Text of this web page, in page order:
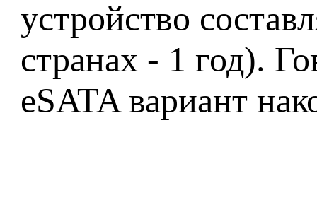
устройство
странах - 1 год).
eSATA вариант